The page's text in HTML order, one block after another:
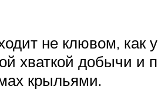
не клювом, как
хваткой добычи
крыльями.